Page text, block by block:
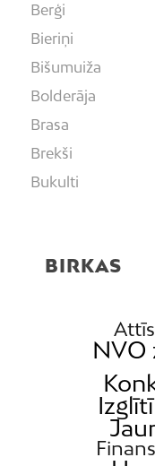
Berģi
Bieriņi
Bišumuiža
Bolderāja
Brasa
Brekši
Bukulti
Čiekurkalns
Grīziņkalns
BIRKAS
NVO